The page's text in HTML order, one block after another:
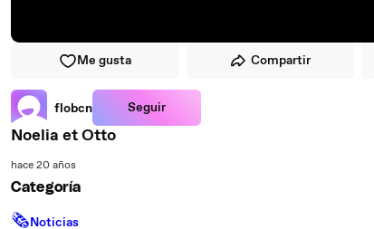
Me gusta Compartir
flobcn Seguir
Noelia et Otto
hace 20 años
Categoría
🗞Noticias